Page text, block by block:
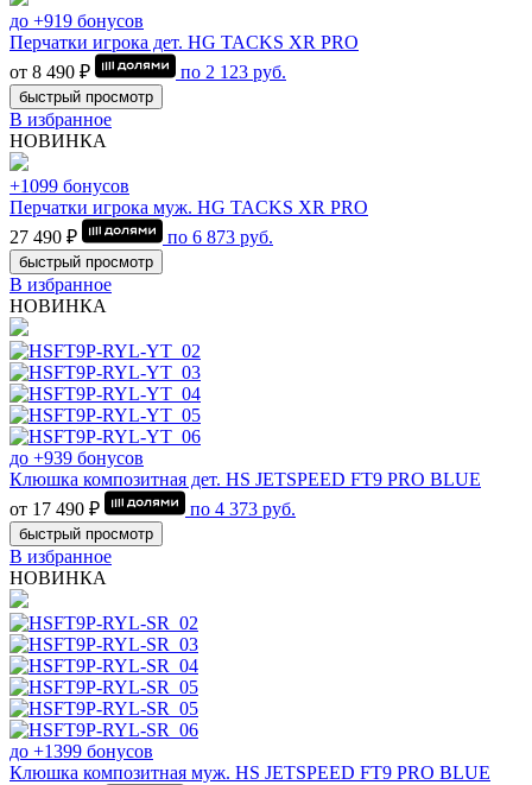
до +919 бонусов
Перчатки игрока дет. HG TACKS XR PRO
от 8 490 ₽
по 2 123 руб.
быстрый просмотр
В избранное
НОВИНКА
+1099 бонусов
Перчатки игрока муж. HG TACKS XR PRO
27 490 ₽
по 6 873 руб.
быстрый просмотр
В избранное
НОВИНКА
до +939 бонусов
Клюшка композитная дет. HS JETSPEED FT9 PRO BLUE
от 17 490 ₽
по 4 373 руб.
быстрый просмотр
В избранное
НОВИНКА
до +1399 бонусов
Клюшка композитная муж. HS JETSPEED FT9 PRO BLUE